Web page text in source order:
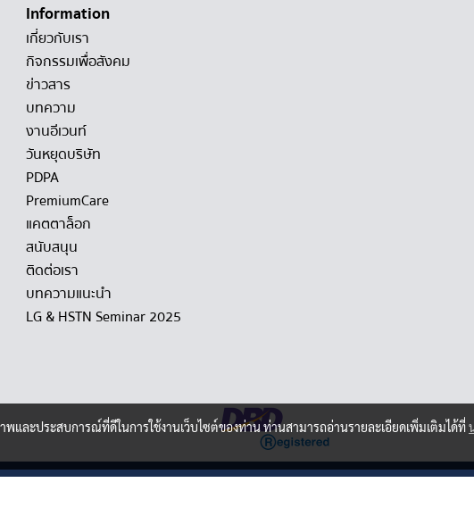
Information
เกี่ยวกับเรา
กิจกรรมเพื่อสังคม
ข่าวสาร
บทความ
งานอีเวนท์
วันหยุดบริษัท
PDPA
PremiumCare
แคตตาล็อก
สนับสนุน
ติดต่อเรา
บทความแนะนำ
LG & HSTN Seminar 2025
Copy right by hstn.co.th
และประสบการณ์ที่ดีในการใช้งานเว็บไซต์ของท่าน ท่านสามารถอ่านรายละเอียดเพิ่มเติมได้ที่